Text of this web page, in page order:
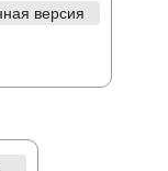
версия